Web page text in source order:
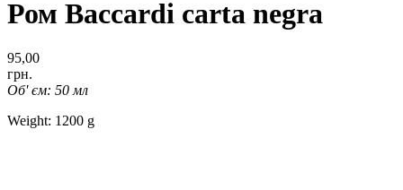
Ром Baccardi carta negra
95,00
грн.
Об' єм: 50 мл
Weight: 1200 g